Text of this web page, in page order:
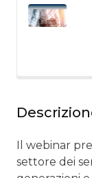
Il webinar
settore dei